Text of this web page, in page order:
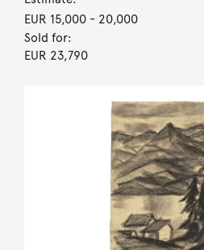
EUR 15,000- 20,000
Sold for:
EUR 23,790